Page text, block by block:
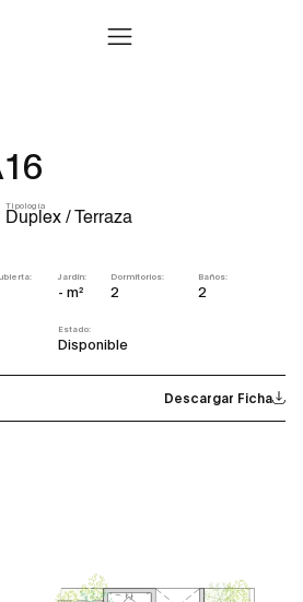
Tipología
Duplex / Terraza
Jardín:
- m²
Dormitorios:
2
Baños:
2
Estado:
Disponible
Descargar Ficha